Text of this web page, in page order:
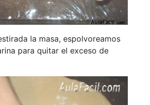
la masa, espolvoreamos
para quitar el exceso de